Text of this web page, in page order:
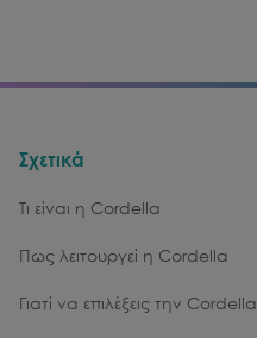
Σχετικά
Τι είναι η Cordella
Πως λειτουργεί η Cordella
Γιατί να επιλέξεις την Cordella